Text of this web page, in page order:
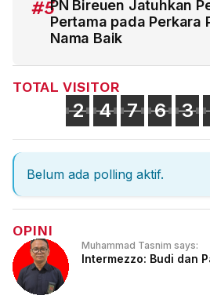
#5PN Bireuen Jatuhkan
Pertama pada Perkara
Nama Baik
TOTAL VISITOR
2 4 7 6 3
Belum ada polling aktif.
OPINI
Muhammad Tasnim says:
Intermezzo: Budi dan